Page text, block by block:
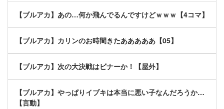
【ブルアカ】あの…何か飛んでるんですけどｗｗｗ【4コマ】
【ブルアカ】カリンのお時間きたあああああ【05】
【ブルアカ】次の大決戦はビナーか！【屋外】
【ブルアカ】やっぱりイブキは本当に悪い子なんだろうか…
【言動】